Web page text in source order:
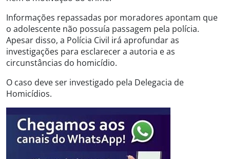
Informações repassadas por moradores apontam que
o adolescente não possuía passagem pela polícia.
Apesar disso, a Polícia Civil irá aprofundar as
investigações para esclarecer a autoria e as
circunstâncias do homicídio.
O caso deve ser investigado pela Delegacia de
Homicídios.